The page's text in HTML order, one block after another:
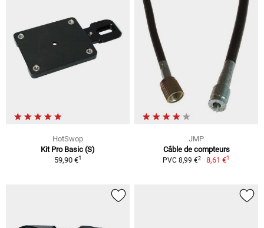
HotSwop
Kit Pro Basic (S)
59,90 €1
JMP
Câble de compteurs
PVC 8,99 €2 8,61 €1